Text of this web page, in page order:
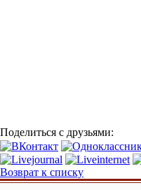
Поделиться с друзьями:
Возврат к списку